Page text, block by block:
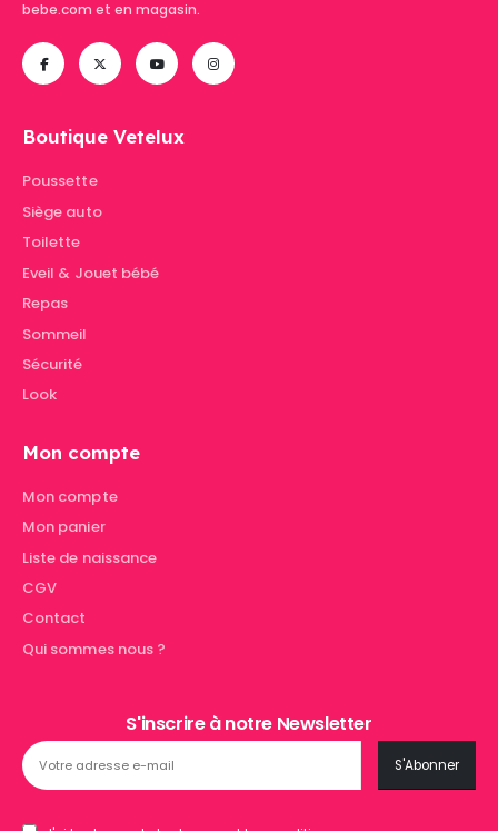
bebe.com et en magasin.
Boutique Vetelux
Poussette
Siège auto
Toilette
Eveil & Jouet bébé
Repas
Sommeil
Sécurité
Look
Mon compte
Mon compte
Mon panier
Liste de naissance
CGV
Contact
Qui sommes nous ?
S'inscrire à notre Newsletter